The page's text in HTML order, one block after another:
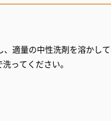
適量の中性洗剤を溶かし
ってください。